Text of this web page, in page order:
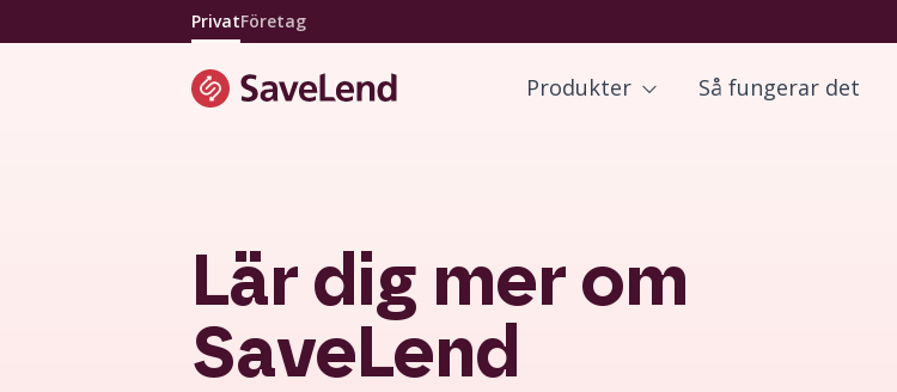
PrivatFöretag
Produkter Så fungerar det
Lär dig mer om
SaveLend